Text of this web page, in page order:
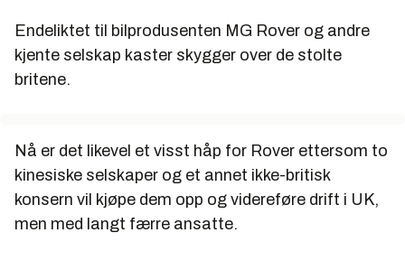
Endeliktet til bilprodusenten MG Rover og andre
kjente selskap kaster skygger over de stolte
britene.
Nå er det likevel et visst håp for Rover ettersom to
kinesiske selskaper og et annet ikke-britisk
konsern vil kjøpe dem opp og videreføre drift i UK,
men med langt færre ansatte.